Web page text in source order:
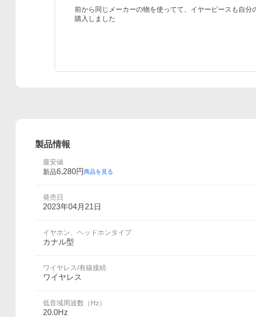
前から同じメーカーの物を使ってて、イヤーピースも自
購入しました
製品情報
最安値
新品6,280円 商品を見る
発売日
2023年04月21日
イヤホン、ヘッドホンタイプ
カナル型
ワイヤレス/有線接続
ワイヤレス
低音域周波数（Hz）
20.0Hz